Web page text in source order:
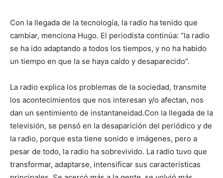
Con la llegada de la tecnología, la radio ha tenido que
cambiar, menciona Hugo. El periodista continúa: “la radio
se ha ido adaptando a todos los tiempos, y no ha habido
un tiempo en que la se haya caído y desaparecido”.
La radio explica los problemas de la sociedad, transmite
los acontecimientos que nos interesan y/o afectan, nos
dan un sentimiento de instantaneidad.Con la llegada de la
televisión, se pensó en la desaparición del periódico y de
la radio, porque esta tiene sonido e imágenes, pero a
pesar de todo, la radio ha sobrevivido. La radio tuvo que
transformar, adaptarse, intensificar sus características